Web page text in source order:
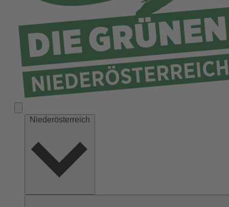
Niederösterreich